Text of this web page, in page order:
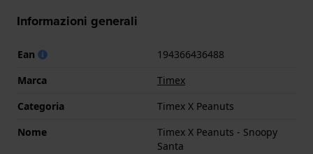
Informazioni generali
Ean
194366436488
Marca
Timex
Categoria
Timex X Peanuts
Nome
Timex X Peanuts - Snoopy
Santa